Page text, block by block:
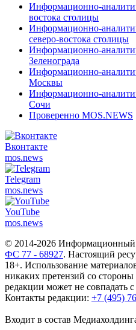
Информационно-
востока столицы
Информационно-
северо-востока столицы
Информационно-
Зеленограда
Информационно-
Москвы
Информационно-
Сочи
Проверенно MOS.NEWS
Вконтакте
mos.news
Telegram
mos.news
YouTube
mos.news
© 2014-2026 Информационный
ФС 77 - 68927. Настоящий
18+. Использование
никаких претензий со
редакции может не совпадать
Контакты редакции: +7 (495)
Входит в состав